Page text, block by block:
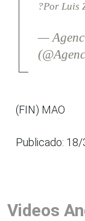
?Por Luis
—
(FIN) MAO
Publicado:
Videos